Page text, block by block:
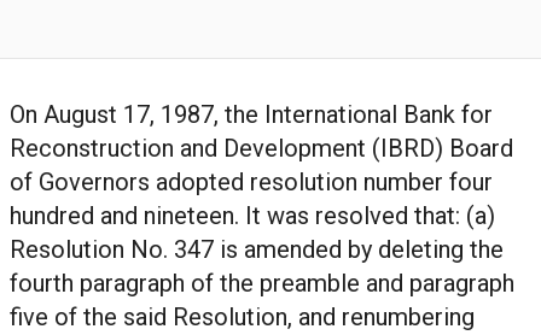
On August 17, 1987, the International Bank for
Reconstruction and Development (IBRD) Board
of Governors adopted resolution number four
hundred and nineteen. It was resolved that: (a)
Resolution No. 347 is amended by deleting the
fourth paragraph of the preamble and paragraph
five of the said Resolution, and renumbering